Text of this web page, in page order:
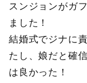
スンジョンがガ
ました！
結婚式でジナに
たし、娘だと確
は良かった！